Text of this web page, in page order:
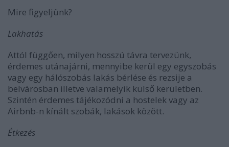
Mire figyeljünk?
Lakhatás
Attól függően, milyen hosszú távra tervezünk,
érdemes utánajárni, mennyibe kerül egy egyszobás
vagy egy hálószobás lakás bérlése és rezsije a
belvárosban illetve valamelyik külső kerületben.
Szintén érdemes tájékozódni a hostelek vagy az
Airbnb-n kínált szobák, lakások között.
Étkezés